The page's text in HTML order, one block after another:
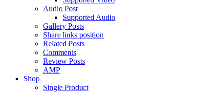
Audio Post
Supported Audio
Gallery Posts
Share links position
Related Posts
Comments
Review Posts
AMP
Shop
Single Product